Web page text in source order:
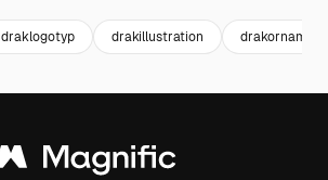
draklogotyp drakillustration drakornament